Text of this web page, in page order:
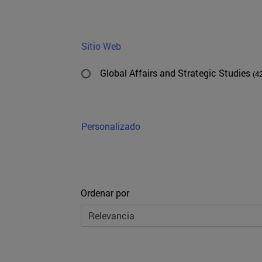
Sitio Web
Global Affairs and Strategic Studies
Personalizado
Ordenar
Ordenar por